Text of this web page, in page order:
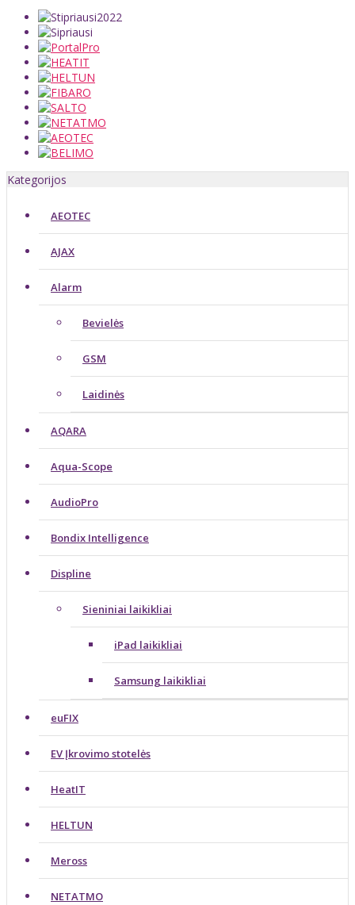
Kategorijos
AEOTEC
AJAX
Alarm
Bevielės
GSM
Laidinės
AQARA
Aqua-Scope
AudioPro
Bondix Intelligence
Displine
Sieniniai laikikliai
iPad laikikliai
Samsung laikikliai
euFIX
EV Įkrovimo stotelės
HeatIT
HELTUN
Meross
NETATMO